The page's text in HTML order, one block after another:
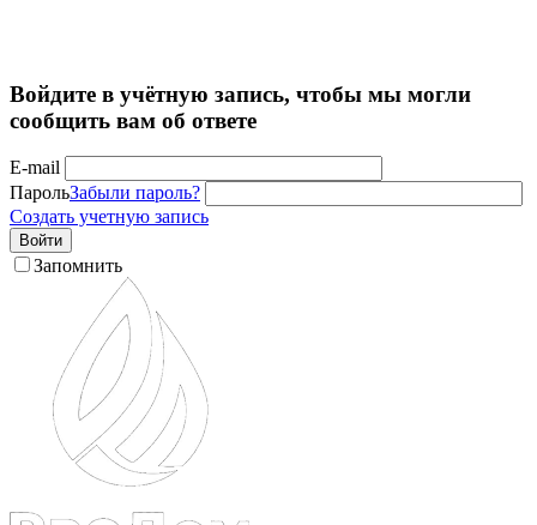
Войдите в учётную запись, чтобы мы могли
сообщить вам об ответе
E-mail
ПарольЗабыли пароль?
Создать учетную запись
Войти
Запомнить